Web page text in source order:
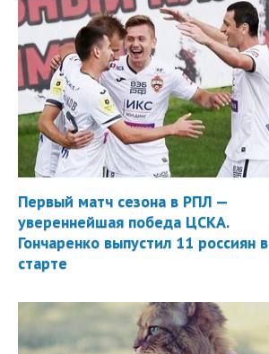
Первый матч сезона в РПЛ —
увереннейшая победа ЦСКА.
Гончаренко выпустил 11 россиян в
старте